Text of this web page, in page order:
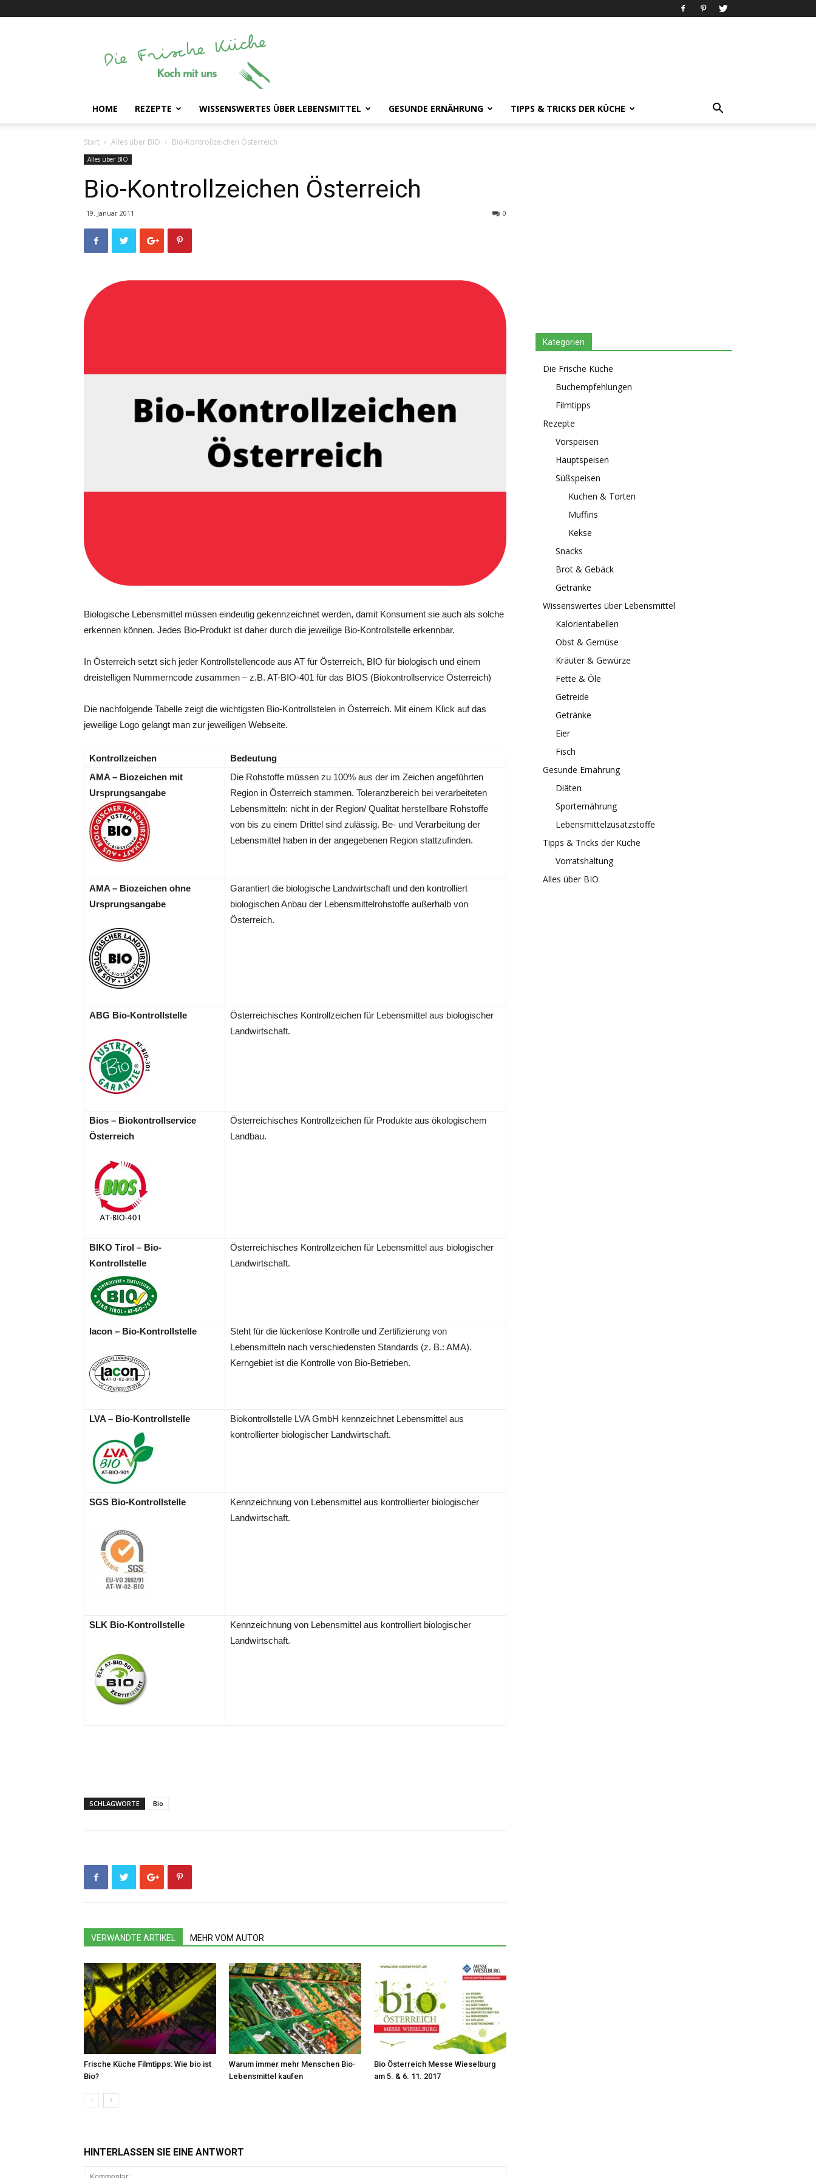
Frische
Küche
HOME REZEPTE WISSENSWERTES ÜBER LEBENSMITTEL GESUNDE ERNÄHRUNG TIPPS & TRICKS DER KÜCHE
Start Alles über BIO Bio-Kontrollzeichen Österreich
Alles über BIO
Bio-Kontrollzeichen Österreich
19. Januar 2011 0
Biologische Lebensmittel müssen eindeutig gekennzeichnet werden, damit Konsument sie auch als solche
erkennen können. Jedes Bio-Produkt ist daher durch die jeweilige Bio-Kontrollstelle erkennbar.
In Österreich setzt sich jeder Kontrollstellencode aus AT für Österreich, BIO für biologisch und einem
dreistelligen Nummerncode zusammen – z.B. AT-BIO-401 für das BIOS (Biokontrollservice Österreich)
Die nachfolgende Tabelle zeigt die wichtigsten Bio-Kontrollstelen in Österreich. Mit einem Klick auf das
jeweilige Logo gelangt man zur jeweiligen Webseite.
Kontrollzeichen
Bedeutung
AMA – Biozeichen mit
Ursprungsangabe
Die Rohstoffe müssen zu 100% aus der im Zeichen angeführten
Region in Österreich stammen. Toleranzbereich bei verarbeiteten
Lebensmitteln: nicht in der Region/ Qualität herstellbare Rohstoffe
von bis zu einem Drittel sind zulässig. Be- und Verarbeitung der
Lebensmittel haben in der angegebenen Region stattzufinden.
AMA – Biozeichen ohne
Ursprungsangabe
Garantiert die biologische Landwirtschaft und den kontrolliert
biologischen Anbau der Lebensmittelrohstoffe außerhalb von
Österreich.
ABG Bio-Kontrollstelle
Österreichisches Kontrollzeichen für Lebensmittel aus biologischer
Landwirtschaft.
Bios – Biokontrollservice
Österreich
Österreichisches Kontrollzeichen für Produkte aus ökologischem
Landbau.
BIKO Tirol – Bio-
Kontrollstelle
Österreichisches Kontrollzeichen für Lebensmittel aus biologischer
Landwirtschaft.
lacon – Bio-Kontrollstelle
Steht für die lückenlose Kontrolle und Zertifizierung von
Lebensmitteln nach verschiedensten Standards (z. B.: AMA).
Kerngebiet ist die Kontrolle von Bio-Betrieben.
LVA – Bio-Kontrollstelle
Biokontrollstelle LVA GmbH kennzeichnet Lebensmittel aus
kontrollierter biologischer Landwirtschaft.
SGS Bio-Kontrollstelle
Kennzeichnung von Lebensmittel aus kontrollierter biologischer
Landwirtschaft.
SLK Bio-Kontrollstelle
Kennzeichnung von Lebensmittel aus kontrolliert biologischer
Landwirtschaft.
SCHLAGWORTE Bio
VERWANDTE ARTIKEL MEHR VOM AUTOR
Frische Küche Filmtipps: Wie bio ist
Bio?
Warum immer mehr Menschen Bio-
Lebensmittel kaufen
Bio Österreich Messe Wieselburg
am 5. & 6. 11. 2017
HINTERLASSEN SIE EINE ANTWORT
Kategorien
Die Frische Küche
Buchempfehlungen
Filmtipps
Rezepte
Vorspeisen
Hauptspeisen
Süßspeisen
Kuchen & Torten
Muffins
Kekse
Snacks
Brot & Gebäck
Getränke
Wissenswertes über Lebensmittel
Kalorientabellen
Obst & Gemüse
Kräuter & Gewürze
Fette & Öle
Getreide
Getränke
Eier
Fisch
Gesunde Ernährung
Diäten
Sporternährung
Lebensmittelzusatzstoffe
Tipps & Tricks der Küche
Vorratshaltung
Alles über BIO